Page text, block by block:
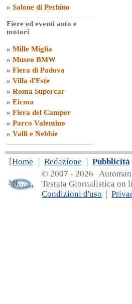
» Salone di Pechino
Fiere ed eventi auto e
motori
» Mille Miglia
» Museo BMW
» Fiera di Padova
» Villa d'Este
» Roma Supercar
» Eicma
» Fiera del Camper
» Parco Valentino
» Valli e Nebbie
[Home | Redazione | Pubblicità
© 2007 - 2026
Testata Giornalistica on
Condizioni d'uso |